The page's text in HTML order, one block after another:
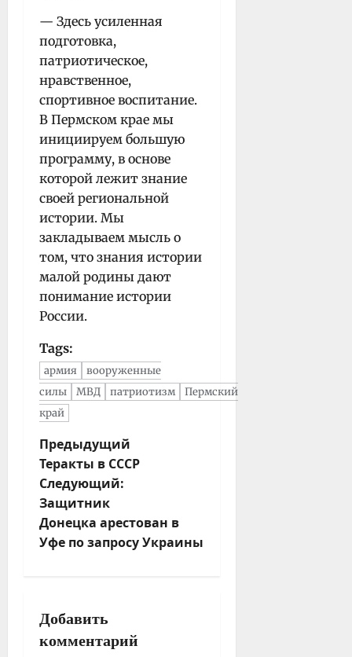
— Здесь усиленная
подготовка,
патриотическое,
нравственное,
спортивное воспитание.
В Пермском крае мы
инициируем большую
программу, в основе
которой лежит знание
своей региональной
истории. Мы
закладываем мысль о
том, что знания истории
малой родины дают
понимание истории
России.
Tags:
армия
вооруженные
силы
МВД патриотизм
Пермский
край
Н
а
в
и
г
а
з
а
Предыдущий
Теракты в СССР
Следующий:
Защитник
Донецка арестован в
Уфе по запросу Украины
Добавить
комментарий